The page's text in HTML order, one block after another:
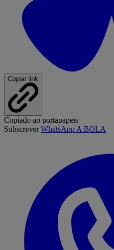
Copiar link
Copiado ao portapapeis
SubscreverWhatsApp A BOLA